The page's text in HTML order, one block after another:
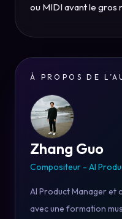
ou MIDI avant le gros
À PROPOS DE
Zhang Guo
Compositeur - AI
AI Product Manager et
avec une formation